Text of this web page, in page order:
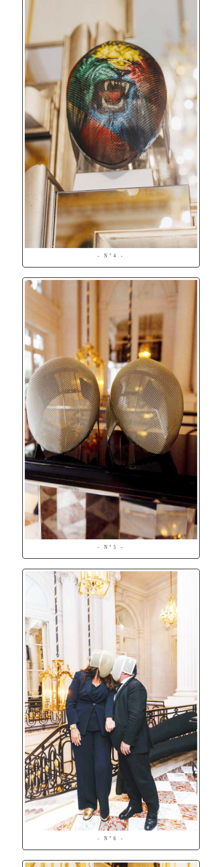
- N°4 -
- N°5 -
- N°6 -